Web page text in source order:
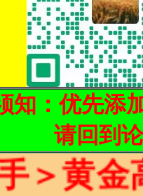
知：优先添
请回到
手＞